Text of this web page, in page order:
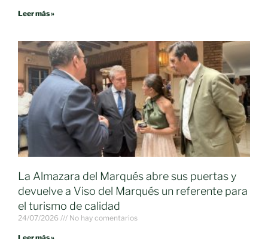
Leer más »
La Almazara del Marqués abre sus puertas y
devuelve a Viso del Marqués un referente para
el turismo de calidad
24/07/2026 No hay comentarios